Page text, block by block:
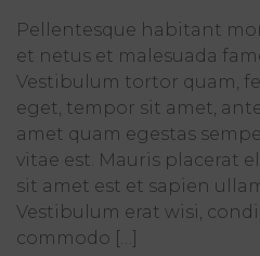
Pellentesque habitant
et netus et malesuada
Vestibulum tortor quam,
eget, tempor sit amet,
amet quam egestas
vitae est. Mauris placerat
sit amet est et sapien
Vestibulum erat wisi,
commodo […]